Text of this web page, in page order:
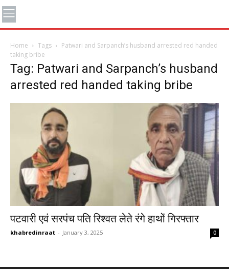
Home Tags
Patwari and Sarpanch’s husband arrested red handed
taking bribe
Tag: Patwari and Sarpanch’s husband
arrested red handed taking bribe
पटवारी एवं सरपंच पति रिश्वत लेते रंगे हाथों गिरफ्तार
khabredinraat - January 3, 2025 0